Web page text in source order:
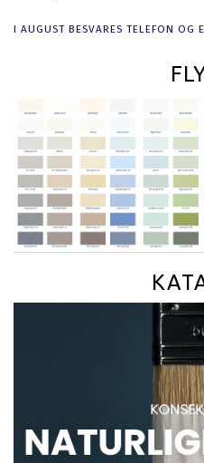
I AUGUST BESVARES TELEFON